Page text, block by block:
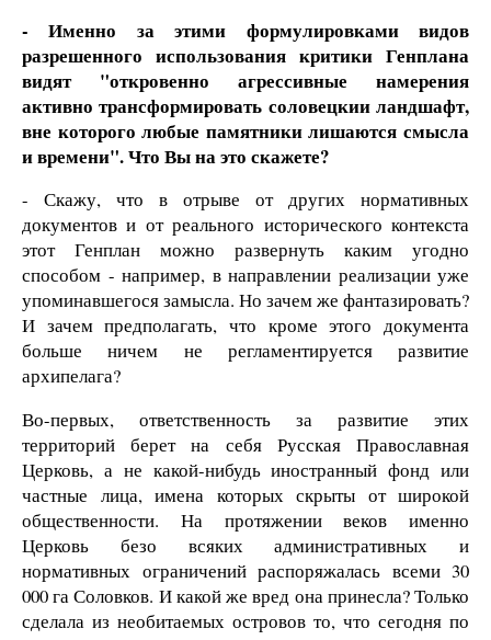
- Именно за этими формулировками видов
разрешенного использования критики Генплана
видят "откровенно агрессивные намерения
активно трансформировать соловецкии ландшафт,
вне которого любые памятники лишаются смысла
и времени". Что Вы на это скажете?
- Скажу, что в отрыве от других нормативных
документов и от реального исторического контекста
этот Генплан можно развернуть каким угодно
способом - например, в направлении реализации уже
упоминавшегося замысла. Но зачем же фантазировать?
И зачем предполагать, что кроме этого документа
больше ничем не регламентируется развитие
архипелага?
Во-первых, ответственность за развитие этих
территорий берет на себя Русская Православная
Церковь, а не какой-нибудь иностранный фонд или
частные лица, имена которых скрыты от широкой
общественности. На протяжении веков именно
Церковь безо всяких административных и
нормативных ограничений распоряжалась всеми 30
000 га Соловков. И какой же вред она принесла? Только
сделала из необитаемых островов то, что сегодня по